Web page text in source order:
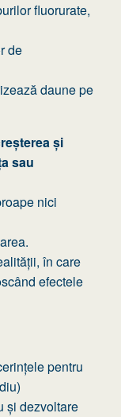
fluorurate,
de
daune pe
și
sau
nici
în care
efectele
pentru
și dezvoltare